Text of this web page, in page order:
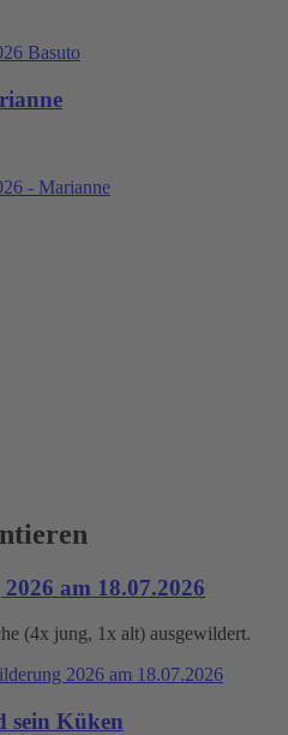
Basuto
- Marianne
am 18.07.2026
(4x jung, 1x alt) ausgewildert.
2026 am 18.07.2026
sein Küken